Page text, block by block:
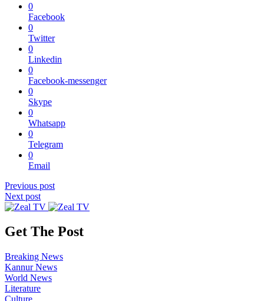
0
Facebook
0
Twitter
0
Linkedin
0
Facebook-messenger
0
Skype
0
Whatsapp
0
Telegram
0
Email
Previous post
Next post
Get The Post
Breaking News
Kannur News
World News
Literature